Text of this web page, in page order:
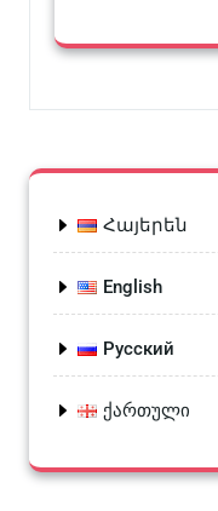
Հայերեն
English
Русский
ქართული